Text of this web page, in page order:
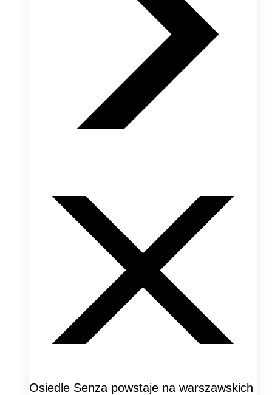
Osiedle Senza powstaje na warszawskich